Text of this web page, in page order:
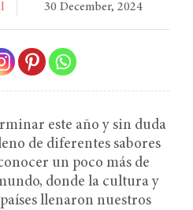
30 December, 2024
este año y sin duda
de diferentes sabores
un poco más de
donde la cultura y
llenaron nuestros